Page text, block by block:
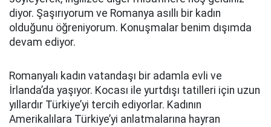
diyor. Şaşırıyorum ve Romanya asıllı bir kadın
olduğunu öğreniyorum. Konuşmalar benim dışımda
devam ediyor.
Romanyalı kadın vatandaşı bir adamla evli ve
İrlanda’da yaşıyor. Kocası ile yurtdışı tatilleri için uzun
yıllardır Türkiye’yi tercih ediyorlar. Kadının
Amerikalılara Türkiye’yi anlatmalarına hayran